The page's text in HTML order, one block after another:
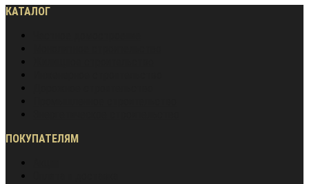
КАТАЛОГ
ПОКУПАТЕЛЯМ